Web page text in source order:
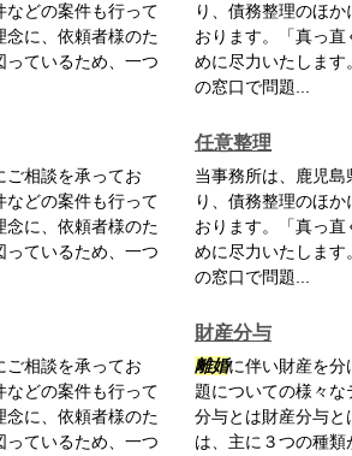
などの案件も行って
念に、依頼者様のた
ているため、一つ
り、債務整理のほか
おります。「真っ
めに尽力いたしま
の窓口で問題...
ご相談を承ってお
などの案件も行って
念に、依頼者様のた
ているため、一つ
任意整理
当事務所は、鹿児
り、債務整理のほか
おります。「真っ
めに尽力いたしま
の窓口で問題...
ご相談を承ってお
などの案件も行って
念に、依頼者様のた
ているため、一つ
財産分与
離婚に伴い財産を分
題についての様々
分与とは財産分与と
は、主に３つの種